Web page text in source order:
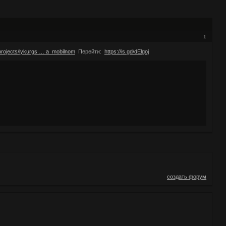
1
lykurgs … a_mobilnomПерейти: https://is.gd/dElgoj
создать форум